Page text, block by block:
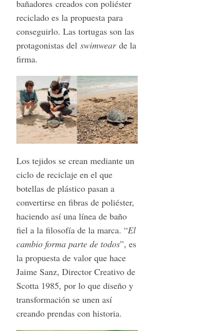
bañadores creados con poliéster
reciclado es la propuesta para
conseguirlo. Las tortugas son las
protagonistas del swimwearde la
firma.
Los tejidos se crean mediante un
ciclo de reciclaje en el que
botellas de plástico pasan a
convertirse en fibras de poliéster,
haciendo así una línea de baño
fiel a la filosofía de la marca. “El
cambio forma parte de todos”, es
la propuesta de valor que hace
Jaime Sanz, Director Creativo de
Scotta 1985, por lo que diseño y
transformación se unen así
creando prendas con historia.